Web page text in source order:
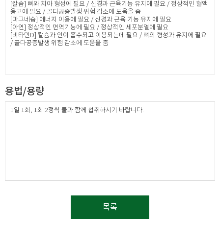
[칼슘] 뼈와 치아 형성에 필요 / 신경과 근육기능 유지에 필요 / 정상적인 혈액
응고에 필요 / 골다공증발생 위험 감소에 도움을 줌
[마그네슘] 에너지 이용에 필요 / 신경과 근육 기능 유지에 필요
[아연] 정상적인 면역기능에 필요 / 정상적인 세포분열에 필요
[비타민D] 칼슘과 인이 흡수되고 이용되는데 필요 / 뼈의 형성과 유지에 필요
/ 골다공증발생 위험 감소에 도움을 줌
용법/용량
1일 1회, 1회 2정씩 물과 함께 섭취하시기 바랍니다.
목록